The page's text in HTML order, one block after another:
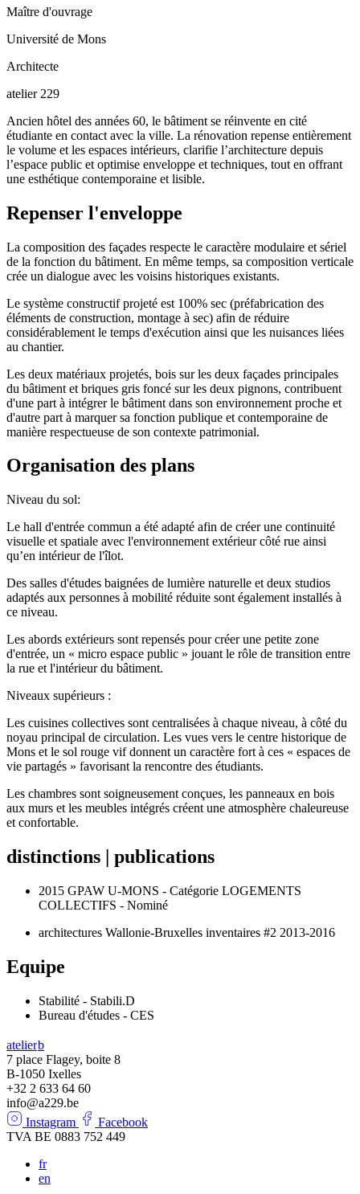
Maître d'ouvrage
Université de Mons
Architecte
atelier 229
Ancien hôtel des années 60, le bâtiment se réinvente en cité
étudiante en contact avec la ville. La rénovation repense entièrement
le volume et les espaces intérieurs, clarifie l’architecture depuis
l’espace public et optimise enveloppe et techniques, tout en offrant
une esthétique contemporaine et lisible.
Repenser l'enveloppe
La composition des façades respecte le caractère modulaire et sériel
de la fonction du bâtiment. En même temps, sa composition verticale
crée un dialogue avec les voisins historiques existants.
Le système constructif projeté est 100% sec (préfabrication des
éléments de construction, montage à sec) afin de réduire
considérablement le temps d'exécution ainsi que les nuisances liées
au chantier.
Les deux matériaux projetés, bois sur les deux façades principales
du bâtiment et briques gris foncé sur les deux pignons, contribuent
d'une part à intégrer le bâtiment dans son environnement proche et
d'autre part à marquer sa fonction publique et contemporaine de
manière respectueuse de son contexte patrimonial.
Organisation des plans
Niveau du sol:
Le hall d'entrée commun a été adapté afin de créer une continuité
visuelle et spatiale avec l'environnement extérieur côté rue ainsi
qu’en intérieur de l'îlot.
Des salles d'études baignées de lumière naturelle et deux studios
adaptés aux personnes à mobilité réduite sont également installés à
ce niveau.
Les abords extérieurs sont repensés pour créer une petite zone
d'entrée, un « micro espace public » jouant le rôle de transition entre
la rue et l'intérieur du bâtiment.
Niveaux supérieurs :
Les cuisines collectives sont centralisées à chaque niveau, à côté du
noyau principal de circulation. Les vues vers le centre historique de
Mons et le sol rouge vif donnent un caractère fort à ces « espaces de
vie partagés » favorisant la rencontre des étudiants.
Les chambres sont soigneusement conçues, les panneaux en bois
aux murs et les meubles intégrés créent une atmosphère chaleureuse
et confortable.
distinctions | publications
2015 GPAW U-MONS - Catégorie LOGEMENTS
COLLECTIFS - Nominé
architectures Wallonie-Bruxelles inventaires #2 2013-2016
Equipe
Stabilité - Stabili.D
Bureau d'études - CES
atelierb
7 place Flagey, boite 8
B-1050 Ixelles
+32 2 633 64 60
info@a229.be
Instagram
Facebook
TVA BE 0883 752 449
fr
en